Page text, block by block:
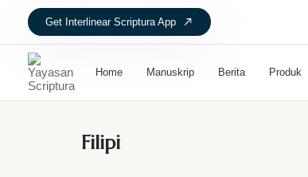
Get Interlinear Scriptura App
Home Manuskrip Berita Produk
Filipi